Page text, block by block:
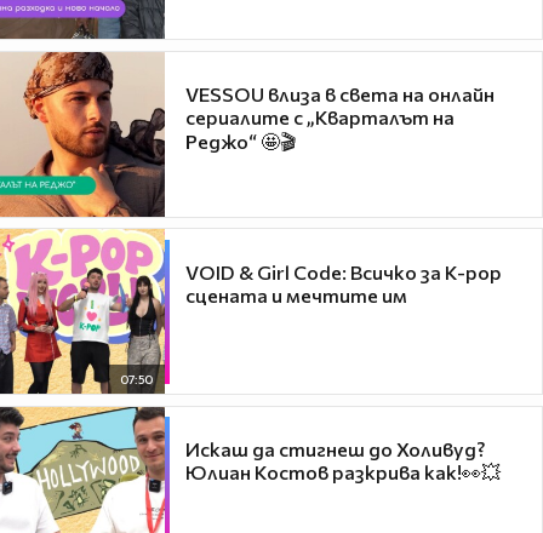
VESSOU влиза в света на онлайн
сериалите с „Кварталът на
Реджо“ 🤩🎬
07:50
VOID & Girl Code: Всичко за K-pop
сцената и мечтите им
Искаш да стигнеш до Холивуд?
Юлиан Костов разкрива как!👀💥